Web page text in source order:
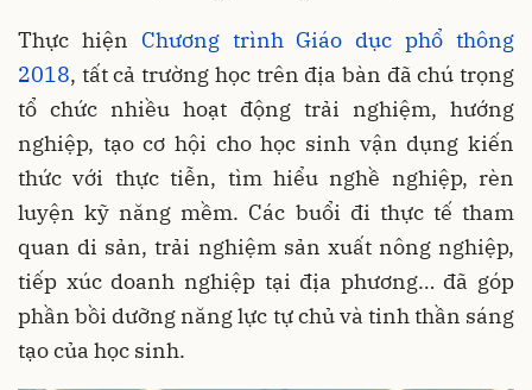
Thực hiện Chương trình Giáo dục phổ thông
2018, tất cả trường học trên địa bàn đã chú trọng
tổ chức nhiều hoạt động trải nghiệm, hướng
nghiệp, tạo cơ hội cho học sinh vận dụng kiến
thức với thực tiễn, tìm hiểu nghề nghiệp, rèn
luyện kỹ năng mềm. Các buổi đi thực tế tham
quan di sản, trải nghiệm sản xuất nông nghiệp,
tiếp xúc doanh nghiệp tại địa phương… đã góp
phần bồi dưỡng năng lực tự chủ và tinh thần sáng
tạo của học sinh.